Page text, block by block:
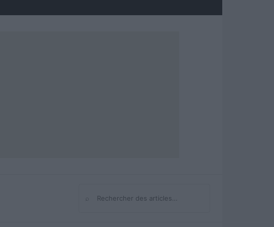
Rechercher